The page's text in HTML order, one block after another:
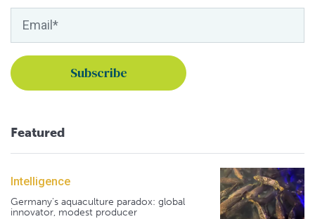
Featured
Intelligence
Germany's aquaculture paradox: global
innovator, modest producer